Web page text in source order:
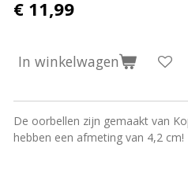
€ 11,99
In winkelwagen
De oorbellen zijn gemaakt van
hebben een afmeting van 4,2 cm!